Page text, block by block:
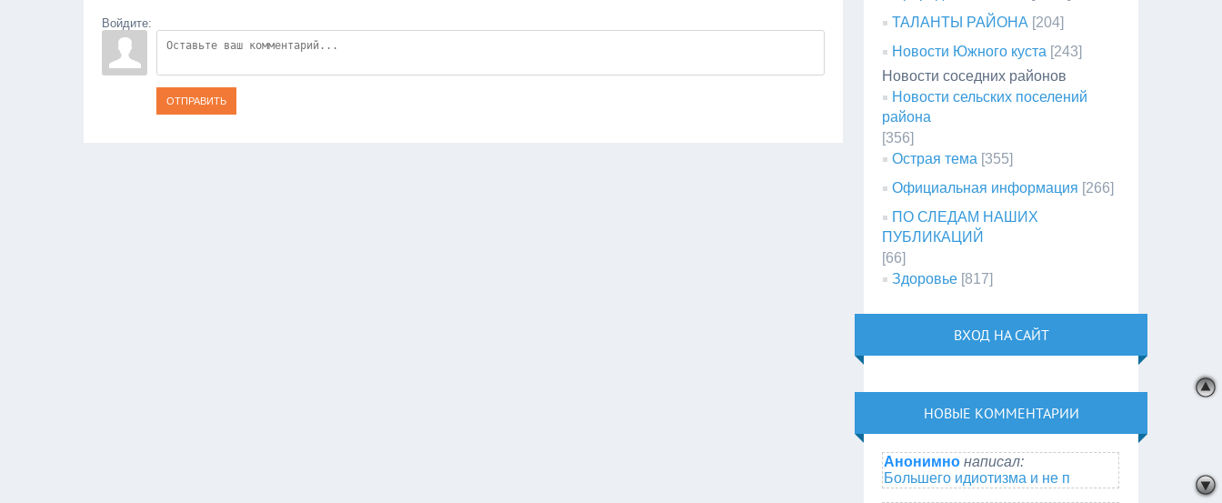
Войдите:
ОТПРАВИТЬ
ТАЛАНТЫ РАЙОНА [204]
Новости Южного куста [243]
Новости соседних районов
Новости сельских поселений
района
[356]
Острая тема [355]
Официальная информация [266]
ПО СЛЕДАМ НАШИХ
ПУБЛИКАЦИЙ
[66]
Здоровье [817]
ВХОД НА САЙТ
НОВЫЕ КОММЕНТАРИИ
Анонимно написал:
Большего идиотизма и не п